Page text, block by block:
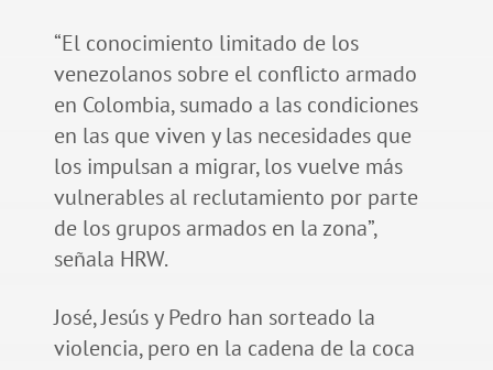
“El conocimiento limitado de los
venezolanos sobre el conflicto armado
en Colombia, sumado a las condiciones
en las que viven y las necesidades que
los impulsan a migrar, los vuelve más
vulnerables al reclutamiento por parte
de los grupos armados en la zona”,
señala HRW.
José, Jesús y Pedro han sorteado la
violencia, pero en la cadena de la coca